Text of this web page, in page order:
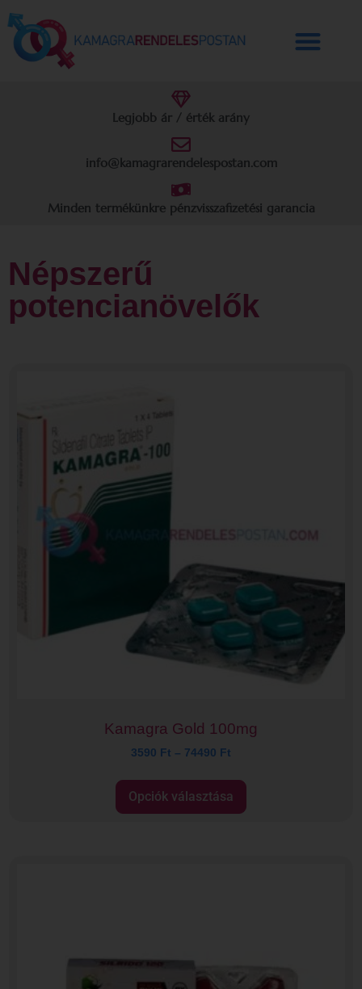
Legjobb ár / érték arány
info@kamagrarendelespostan.com
Minden termékünkre pénzvisszafizetési garancia
Népszerű
potencianövelők
Kamagra Gold 100mg
3590 Ft – 74490 Ft
Opciók választása